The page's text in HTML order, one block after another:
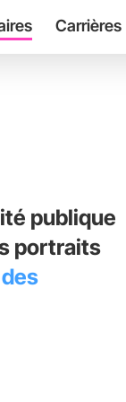
Carrières
publique
portraits